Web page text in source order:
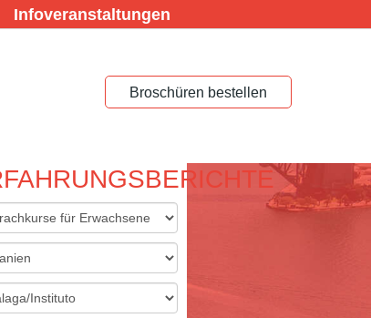
Infoveranstaltungen
Broschüren bestellen
FÜR
Erwachsene,
Studienaufenthalte,
Examenskurse - wir